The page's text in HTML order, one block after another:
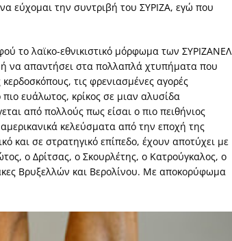
εύχομαι την συντριβή του ΣΥΡΙΖΑ, εγώ που
το λαϊκο-εθνικιστικό μόρφωμα των ΣΥΡΙΖΑΝΕΛ
να απαντήσει στα πολλαπλά χτυπήματα που
τις φρενιασμένες αγορές
ευάλωτος, κρίκος σε μιαν αλυσίδα
από πολλούς πως είσαι ο πιο πειθήνιος
κελεύσματα από την εποχή της
και σε στρατηγικό επίπεδο, έχουν αποτύχει με
ο Δρίτσας, ο Σκουρλέτης, ο Κατρούγκαλος, ο
Βρυξελλών και Βερολίνου. Με αποκορύφωμα